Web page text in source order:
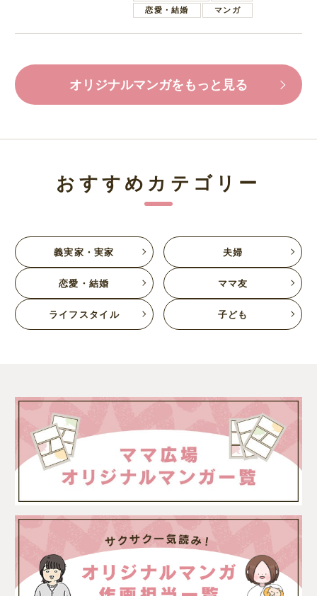
恋愛・結婚
マンガ
オリジナルマンガをもっと見る
おすすめカテゴリー
義実家・実家 夫婦
恋愛・結婚 ママ友
ライフスタイル 子ども